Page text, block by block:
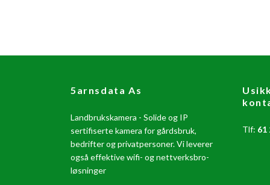
5arnsdata As
Landbrukskamera - Solide og IP
sertifiserte kamera for gårdsbruk,
bedrifter og privatpersoner. Vi leverer
også effektive wifi- og nettverksbro-
løsninger
Tlf: 61